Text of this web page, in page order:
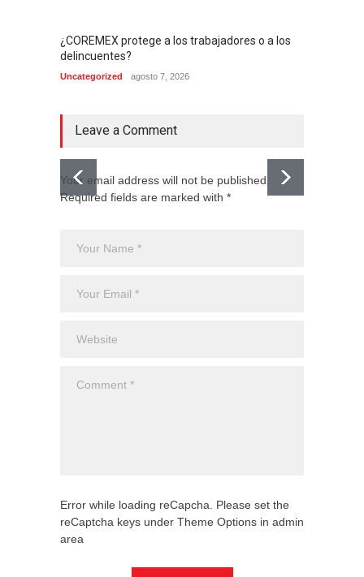
¿COREMEX protege a los trabajadores o a los
delincuentes?
Uncategorized agosto 7, 2026
Leave a Comment
Your email address will not be published.
Required fields are marked with *
Error while loading reCapcha. Please set the
reCaptcha keys under Theme Options in admin
area